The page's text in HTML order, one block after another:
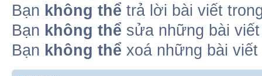
Bạn không thể trả lời bài viết
Bạn không thể sửa những bài
Bạn không thể xoá những bài